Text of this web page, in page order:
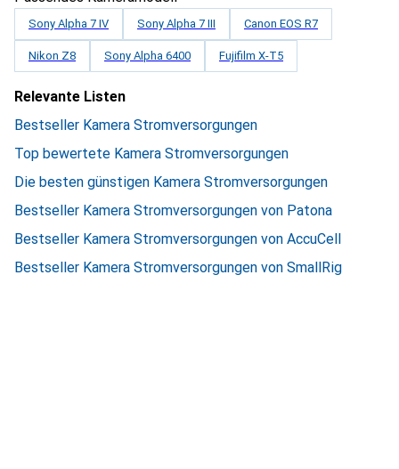
Sony Alpha 7 IV Sony Alpha 7 III Canon EOS R7
Nikon Z8 Sony Alpha 6400 Fujifilm X-T5
Relevante Listen
Bestseller Kamera Stromversorgungen
Top bewertete Kamera Stromversorgungen
Die besten günstigen Kamera Stromversorgungen
Bestseller Kamera Stromversorgungen von Patona
Bestseller Kamera Stromversorgungen von AccuCell
Bestseller Kamera Stromversorgungen von SmallRig